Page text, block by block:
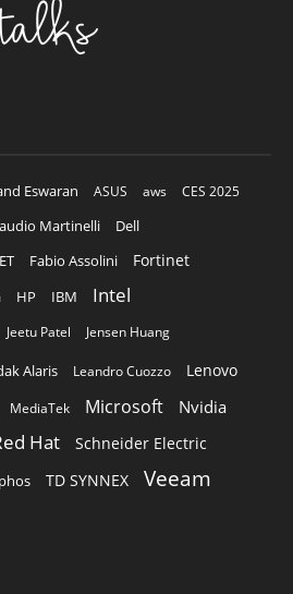
Eswaran ASUS aws
CES 2025
Martinelli Dell
Fabio Assolini Fortinet
HP IBM Intel
Jeetu Patel Jensen Huang
Alaris Leandro Cuozzo Lenovo
MediaTek Microsoft Nvidia
Hat Schneider Electric
TD SYNNEX Veeam